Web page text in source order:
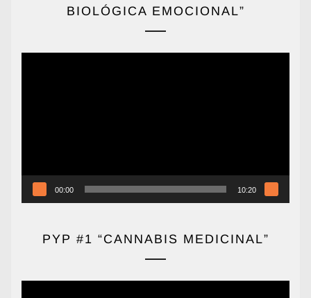
BIOLÓGICA EMOCIONAL”
00:00 10:20
PYP #1 “CANNABIS MEDICINAL”